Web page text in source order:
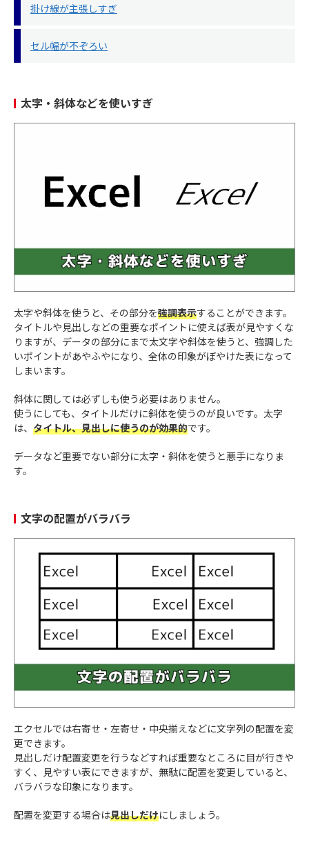
掛け線が主張しすぎ
セル幅が不ぞろい
太字・斜体などを使いすぎ
太字や斜体を使うと、その部分を強調表示することができます。
タイトルや見出しなどの重要なポイントに使えば表が見やすくな
りますが、データの部分にまで太文字や斜体を使うと、強調した
いポイントがあやふやになり、全体の印象がぼやけた表になって
しまいます。
斜体に関しては必ずしも使う必要はありません。
使うにしても、タイトルだけに斜体を使うのが良いです。太字
は、 タイトル、見出しに使うのが効果的です。
データなど重要でない部分に太字・斜体を使うと悪手になりま
す。
文字の配置がバラバラ
エクセルでは右寄せ・左寄せ・中央揃えなどに文字列の配置を変
更できます。
見出しだけ配置変更を行うなどすれば重要なところに目が行きや
すく、見やすい表にできますが、無駄に配置を変更していると、
バラバラな印象になります。
配置を変更する場合は見出しだけにしましょう。